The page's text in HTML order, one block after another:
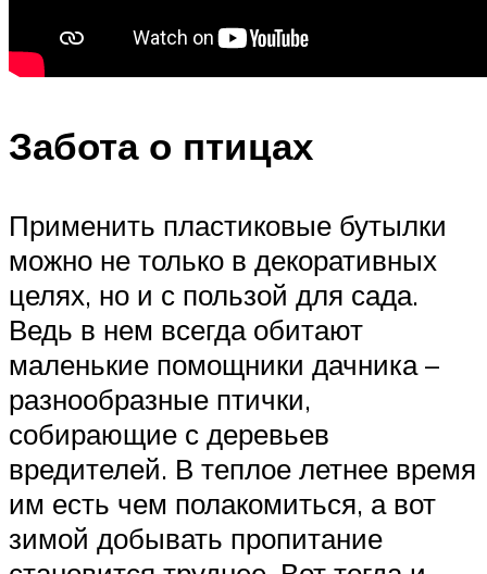
Забота о птицах
Применить пластиковые бутылки
можно не только в декоративных
целях, но и с пользой для сада.
Ведь в нем всегда обитают
маленькие помощники дачника –
разнообразные птички,
собирающие с деревьев
вредителей. В теплое летнее время
им есть чем полакомиться, а вот
зимой добывать пропитание